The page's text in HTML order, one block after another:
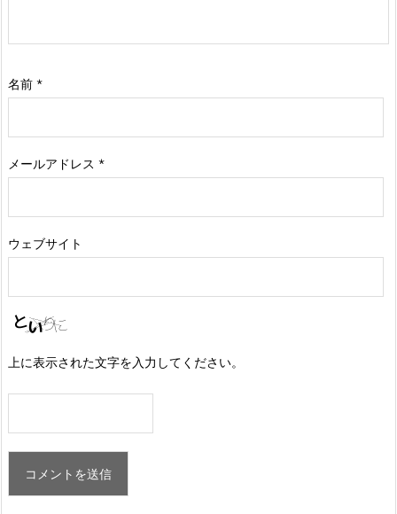
名前 *
メールアドレス *
ウェブサイト
上に表示された文字を入力してください。